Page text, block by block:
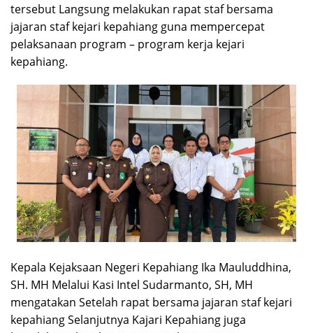
tersebut Langsung melakukan rapat staf bersama
jajaran staf kejari kepahiang guna mempercepat
pelaksanaan program – program kerja kejari
kepahiang.
Kepala Kejaksaan Negeri Kepahiang Ika Mauluddhina,
SH. MH Melalui Kasi Intel Sudarmanto, SH, MH
mengatakan Setelah rapat bersama jajaran staf kejari
kepahiang Selanjutnya Kajari Kepahiang juga